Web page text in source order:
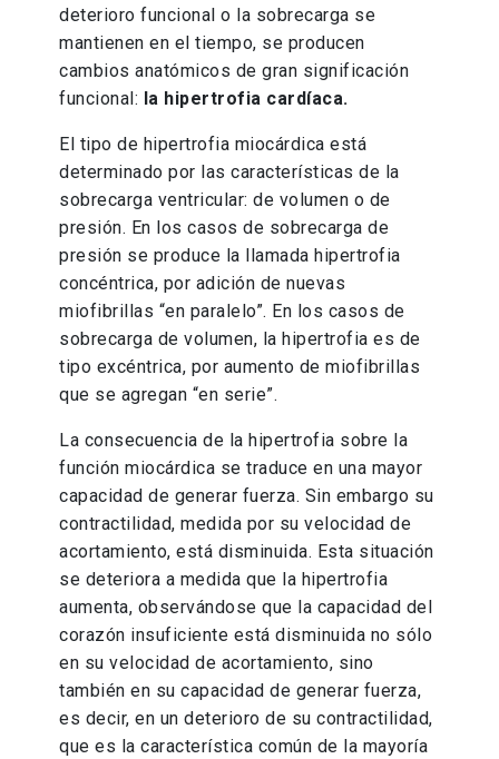
deterioro funcional o la sobrecarga se
mantienen en el tiempo, se producen
cambios anatómicos de gran significación
funcional: la hipertrofia cardíaca.
El tipo de hipertrofia miocárdica está
determinado por las características de la
sobrecarga ventricular: de volumen o de
presión. En los casos de sobrecarga de
presión se produce la llamada hipertrofia
concéntrica, por adición de nuevas
miofibrillas “en paralelo”. En los casos de
sobrecarga de volumen, la hipertrofia es de
tipo excéntrica, por aumento de miofibrillas
que se agregan “en serie”.
La consecuencia de la hipertrofia sobre la
función miocárdica se traduce en una mayor
capacidad de generar fuerza. Sin embargo su
contractilidad, medida por su velocidad de
acortamiento, está disminuida. Esta situación
se deteriora a medida que la hipertrofia
aumenta, observándose que la capacidad del
corazón insuficiente está disminuida no sólo
en su velocidad de acortamiento, sino
también en su capacidad de generar fuerza,
es decir, en un deterioro de su contractilidad,
que es la característica común de la mayoría